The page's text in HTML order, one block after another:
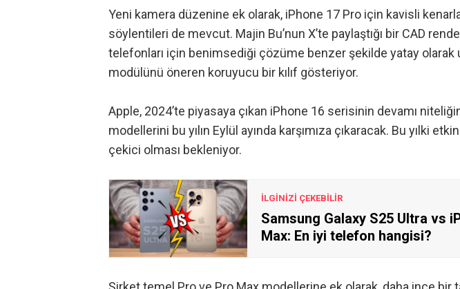
Yeni kamera düzenine ek olarak, iPhone 17 Pro için kavisli
söylentileri de mevcut. Majin Bu’nun X’te paylaştığı bir CAD
telefonları için benimsediği çözüme benzer şekilde yatay olarak
modülünü öneren koruyucu bir kılıf gösteriyor.
Apple, 2024’te piyasaya çıkan iPhone 16 serisinin devamı
modellerini bu yılın Eylül ayında karşımıza çıkaracak. Bu yılki
çekici olması bekleniyor.
İLGİNİZİ ÇEKEBİLİR
Samsung Galaxy S25 Ultra vs
Max: En iyi telefon hangisi?